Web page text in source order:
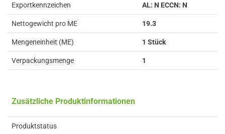
Exportkennzeichen AL: N ECCN: N
Nettogewicht pro ME 19.3
Mengeneinheit (ME) 1 Stück
Verpackungsmenge 1
Zusätzliche Produktinformationen
Produktstatus